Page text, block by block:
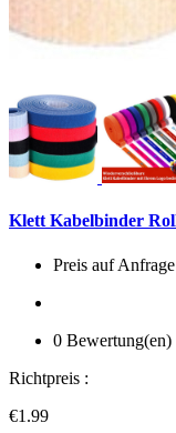
Klett Kabelbinder
Preis auf Anfrage
0 Bewertung(en)
Richtpreis :
€1.99